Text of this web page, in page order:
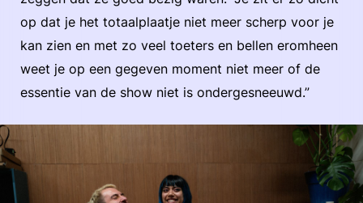
op dat je het totaalplaatje niet meer scherp voor je
kan zien en met zo veel toeters en bellen eromheen
weet je op een gegeven moment niet meer of de
essentie van de show niet is ondergesneeuwd.”